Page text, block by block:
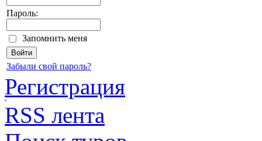
Пароль:
Запомнить меня
Забыли свой пароль?
Регистрация
RSS лента